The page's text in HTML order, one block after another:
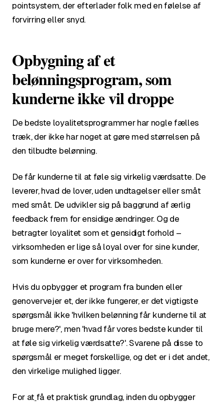
pointsystem, der efterlader folk med en følelse af
forvirring eller snyd.
Opbygning af et
belønningsprogram, som
kunderne ikke vil droppe
De bedste loyalitetsprogrammer har nogle fælles
træk, der ikke har noget at gøre med størrelsen på
den tilbudte belønning.
De får kunderne til at føle sig virkelig værdsatte. De
leverer, hvad de lover, uden undtagelser eller småt
med småt. De udvikler sig på baggrund af ærlig
feedback frem for ensidige ændringer. Og de
betragter loyalitet som et gensidigt forhold –
virksomheden er lige så loyal over for sine kunder,
som kunderne er over for virksomheden.
Hvis du opbygger et program fra bunden eller
genovervejer et, der ikke fungerer, er det vigtigste
spørgsmål ikke 'hvilken belønning får kunderne til at
bruge mere?', men 'hvad får vores bedste kunder til
at føle sig virkelig værdsatte?'. Svarene på disse to
spørgsmål er meget forskellige, og det er i det andet,
den virkelige mulighed ligger.
For at få et praktisk grundlag, inden du opbygger